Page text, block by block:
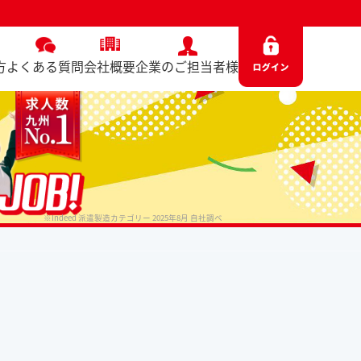
よくある質問会社概要企業のご担当者様
※Indeed 派遣製造カテゴリー 2025年8月 自社調べ